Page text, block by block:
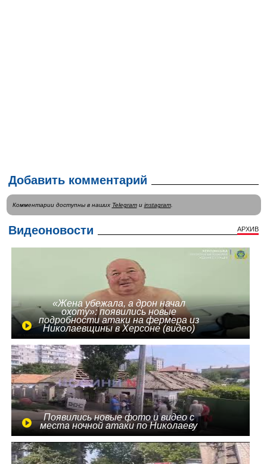
Добавить комментарий
Комментарии доступны в наших Telegramи instagram.
Видеоновости АРХИВ
«Жена убежала, а дрон начал
охоту»: появились новые
подробности атаки на фермера из
Николаевщины в Херсоне (видео)
Появились новые фото и видео с
места ночной атаки по Николаеву